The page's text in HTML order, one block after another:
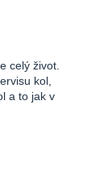
celý život.
kol,
a to jak v